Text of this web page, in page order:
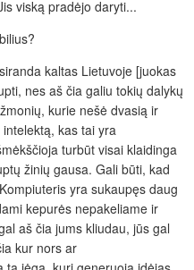
viską pradėjo daryti...
kaltas Lietuvoje [juokas
nes aš čia galiu tokių dalykų
kurie nešė dvasią ir
kas tai yra
turbūt visai klaidinga
žinių gausa. Gali būti, kad
yra sukaupęs daug
kepurės nepakeliame ir
aš čia jums kliudau, jūs gal
kur nors ar